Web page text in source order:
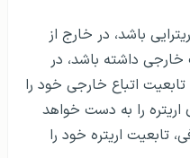
باشد، در خارج از
داشته باشد، در
اتباع خارجی خود را
اریتره را به دست خواهد
تابعیت اریتره خود را